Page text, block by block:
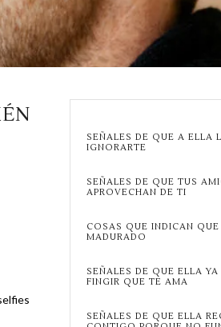
SEÑALES DE QUE A ELLA
IGNORARTE
SEÑALES DE QUE TUS
APROVECHAN DE TI
COSAS QUE INDICAN
MADURADO
SEÑALES DE QUE ELLA
FINGIR QUE TE AMA
SEÑALES DE QUE ELLA